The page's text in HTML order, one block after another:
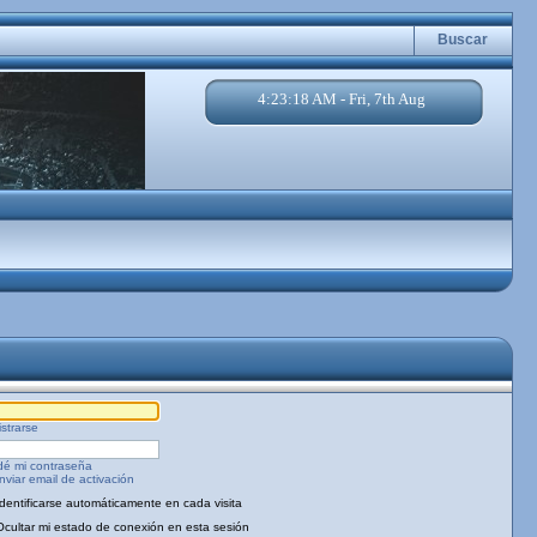
Buscar
4:23:18 AM - Fri, 7th Aug
mi contraseña
email de activación
automáticamente en cada visita
mi estado de conexión en esta sesión